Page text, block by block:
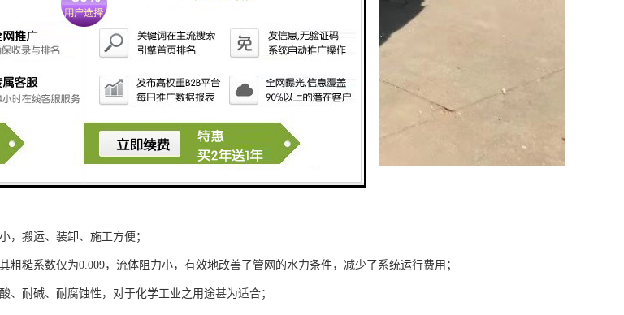
，搬运、装卸、施工方便；
粗糙系数仅为0.009，流体阻力小，有效地改善了管网的水力条件，减少了系统运行费用；
、耐碱、耐腐蚀性，对于化学工业之用途甚为适合；